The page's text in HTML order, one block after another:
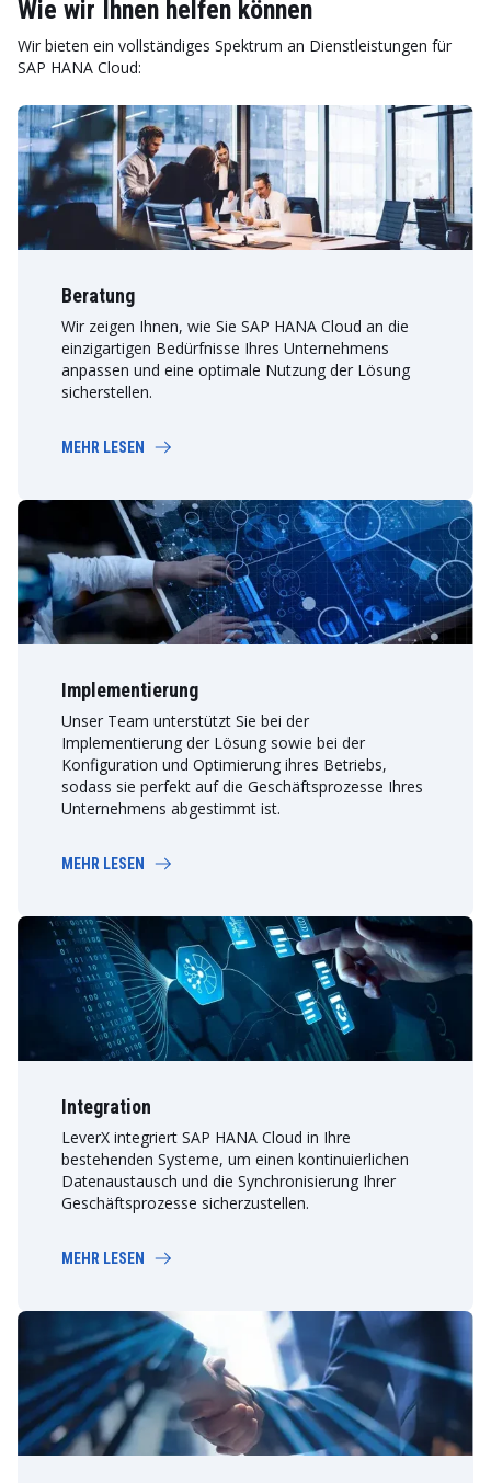
Wie wir Ihnen helfen können
Wir bieten ein vollständiges Spektrum an Dienstleistungen für
SAP HANA Cloud:
Beratung
Wir zeigen Ihnen, wie Sie SAP HANA Cloud an die
einzigartigen Bedürfnisse Ihres Unternehmens
anpassen und eine optimale Nutzung der Lösung
sicherstellen.
MEHR LESEN
Implementierung
Unser Team unterstützt Sie bei der
Implementierung der Lösung sowie bei der
Konfiguration und Optimierung ihres Betriebs,
sodass sie perfekt auf die Geschäftsprozesse Ihres
Unternehmens abgestimmt ist.
MEHR LESEN
Integration
LeverX integriert SAP HANA Cloud in Ihre
bestehenden Systeme, um einen kontinuierlichen
Datenaustausch und die Synchronisierung Ihrer
Geschäftsprozesse sicherzustellen.
MEHR LESEN